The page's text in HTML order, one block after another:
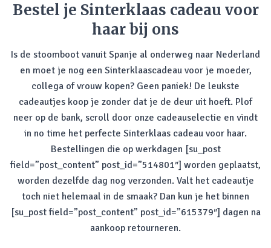
Bestel je Sinterklaas cadeau voor
haar bij ons
Is de stoomboot vanuit Spanje al onderweg naar Nederland
en moet je nog een Sinterklaascadeau voor je moeder,
collega of vrouw kopen? Geen paniek! De leukste
cadeautjes koop je zonder dat je de deur uit hoeft. Plof
neer op de bank, scroll door onze cadeauselectie en vindt
in no time het perfecte Sinterklaas cadeau voor haar.
Bestellingen die op werkdagen [su_post
field=”post_content” post_id=”514801″] worden geplaatst,
worden dezelfde dag nog verzonden. Valt het cadeautje
toch niet helemaal in de smaak? Dan kun je het binnen
[su_post field=”post_content” post_id=”615379″] dagen na
aankoop retourneren.